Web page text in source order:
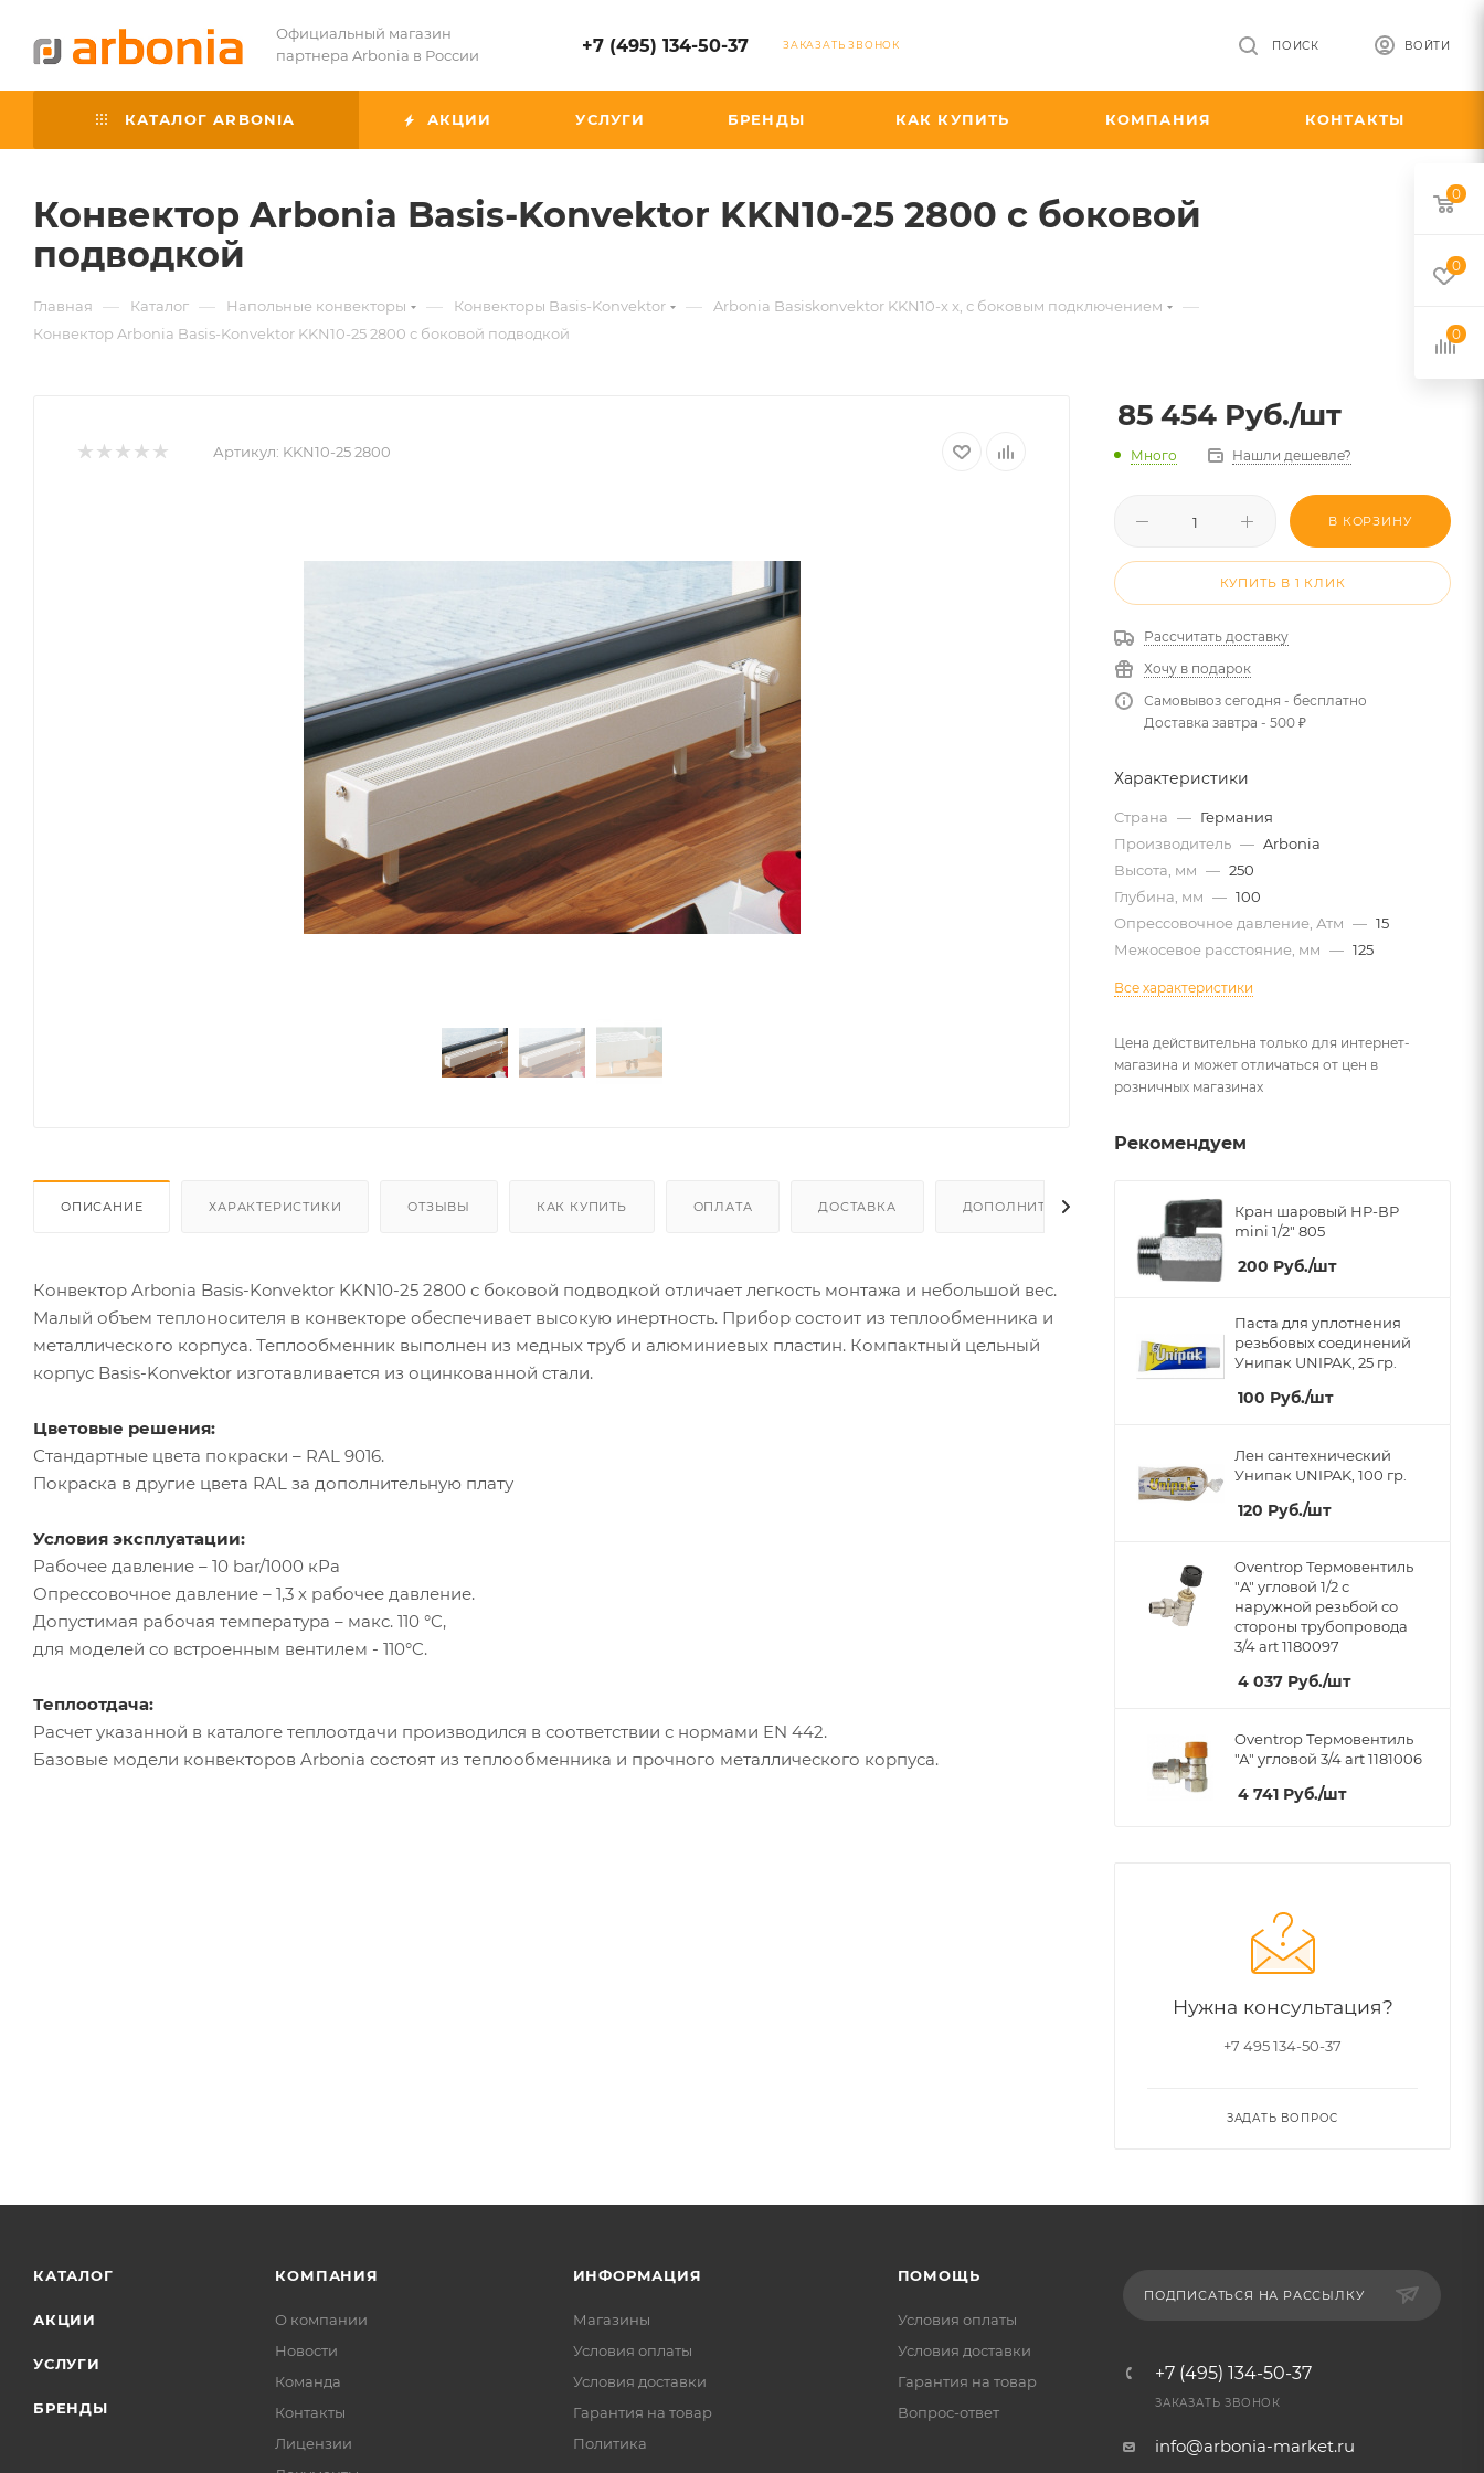
Официальный магазин
партнера Arbonia в России
+7 (495) 134-50-37 ЗАКАЗАТЬ ЗВОНОК ВОЙТИ
ПОИСК
КАТАЛОГ ARBONIA АКЦИИ УСЛУГИ БРЕНДЫ КАК КУПИТЬ КОМПАНИЯ КОНТАКТЫ
Конвектор Arbonia Basis-Konvektor KKN10-25 2800 с боковой
подводкой
Главная — Каталог — Напольные конвекторы — Конвекторы Basis-Konvektor — Arbonia Basiskonvektor KKN10-х x, с боковым подключением —
Конвектор Arbonia Basis-Konvektor KKN10-25 2800 с боковой подводкой
Артикул: KKN10-25 2800
ОПИСАНИЕ ХАРАКТЕРИСТИКИ ОТЗЫВЫ КАК КУПИТЬ ОПЛАТА ДОСТАВКА ДОПОЛНИТЕЛЬНО
Конвектор Arbonia Basis-Konvektor KKN10-25 2800 с боковой подводкой отличает легкость монтажа и небольшой вес.
Малый объем теплоносителя в конвекторе обеспечивает высокую инертность. Прибор состоит из теплообменника и
металлического корпуса. Теплообменник выполнен из медных труб и алюминиевых пластин. Компактный цельный
корпус Basis-Konvektor изготавливается из оцинкованной стали.
Цветовые решения:
Стандартные цвета покраски – RAL 9016.
Покраска в другие цвета RAL за дополнительную плату
Условия эксплуатации:
Рабочее давление – 10 bar/1000 кРа
Опрессовочное давление – 1,3 х рабочее давление.
Допустимая рабочая температура – макс. 110 °C,
для моделей со встроенным вентилем - 110°C.
Теплоотдача:
Расчет указанной в каталоге теплоотдачи производился в соответствии с нормами EN 442.
Базовые модели конвекторов Arbonia состоят из теплообменника и прочного металлического корпуса.
85 454 Руб./шт
Много Нашли дешевле?
В КОРЗИНУ
КУПИТЬ В 1 КЛИК
Рассчитать доставку
Хочу в подарок
Самовывоз сегодня - бесплатно
Доставка завтра - 500 ₽
Характеристики
Страна — Германия
Производитель — Arbonia
Высота, мм — 250
Глубина, мм — 100
Опрессовочное давление, Атм — 15
Межосевое расстояние, мм — 125
Все характеристики
Цена действительна только для интернет-
магазина и может отличаться от цен в
розничных магазинах
Рекомендуем
Кран шаровый НР-ВР
mini 1/2" 805
200 Руб./шт
Паста для уплотнения
резьбовых соединений
Унипак UNIPAK, 25 гр.
100 Руб./шт
Лен сантехнический
Унипак UNIPAK, 100 гр.
120 Руб./шт
Oventrop Термовентиль
"A" угловой 1/2 с
наружной резьбой со
стороны трубопровода
3/4 art 1180097
4 037 Руб./шт
Oventrop Термовентиль
"А" угловой 3/4 art 1181006
4 741 Руб./шт
Нужна консультация?
+7 495 134-50-37
ЗАДАТЬ ВОПРОС
КАТАЛОГ
АКЦИИ
УСЛУГИ
БРЕНДЫ
КОМПАНИЯ
О компании
Новости
Команда
Контакты
Лицензии
ИНФОРМАЦИЯ
Магазины
Условия оплаты
Условия доставки
Гарантия на товар
Политика
ПОМОЩЬ
Условия оплаты
Условия доставки
Гарантия на товар
Вопрос-ответ
ПОДПИСАТЬСЯ НА РАССЫЛКУ
+7 (495) 134-50-37
ЗАКАЗАТЬ ЗВОНОК
info@arbonia-market.ru
0
0
0